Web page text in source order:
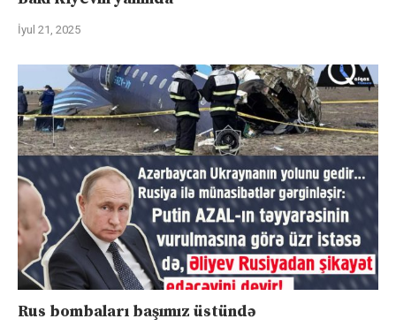
İyul 21, 2025
Rus bombaları başımız üstündə